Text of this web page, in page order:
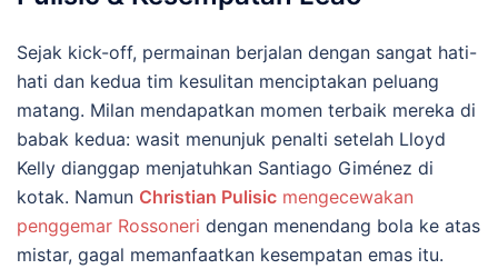
Sejak kick-off, permainan berjalan dengan sangat hati-
hati dan kedua tim kesulitan menciptakan peluang
matang. Milan mendapatkan momen terbaik mereka di
babak kedua: wasit menunjuk penalti setelah Lloyd
Kelly dianggap menjatuhkan Santiago Giménez di
kotak. Namun Christian Pulisic mengecewakan
penggemar Rossoneri dengan menendang bola ke atas
mistar, gagal memanfaatkan kesempatan emas itu.